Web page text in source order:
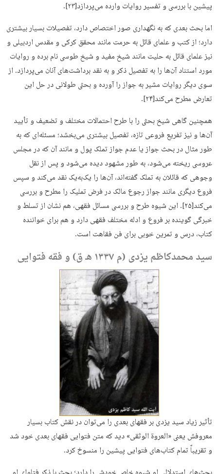
پیشین با بررسی و تفسیر روایات وارده می‌پردازد[۲۳].
اما بحث بعدی که به نگهداری صور اختصاص دارد، تفصیلات بسیار بیشتری
دارد؛ از کتب و علمای قائل به حرمت مانند محقق کرکی و مقدس اردبیلی و
نیز علمای قائل به حلیت مانند شیخ مفید و شیخ طوسی نام برده و روایات
مورد استناد آن‌ها را به تفصیل ذکر و به نقد برداشت‌های آنان می‌پردازد. از
سوی دیگر روایات مشیر به جواز را آورده و بحثی طولانی در حل این
تعارض مطرح می‌کند[۲۴].
همچنین گاهی شیخ بحثی را با طرح احتمالات مختلف و تضعیف و تأیید
آن‌ها و نیز تفریع فروعی تازه، تفصیل بیشتری می‌بخشد؛ مسئله‌ای که به
‌طور مثال در بحث جواز یا عدم جواز تملک پول و مانند آن که در مجلس
عروسی ریخته می‌شود، به طور مشهود دیده می‌شود و پس از نقل
وجوهی که قائلان به تملک گفته‌اند، آن‌ها را یک‌به‌یک نقد می‌کند و سپس
فروع دیگری مانند جواز رجوع مالک در فرض تملیک را مطرح و بررسی
می‌کند[۲۵]. این شیوه طرح و بررسی مسائل فقهی، هم نشان از تسلط و
خبرگی گوینده بر فروع و ادله مختلف فقهی دارد و هم برای خواننده
کتاب، درس و تمرین خوبی برای فن فقاهت است.
سید محمدکاظم یزدی (م ۱۳۳۷ هـ ق) و فقه فتوایی
تأثیر زیاد سید یزدی بر فقهای بعدی را می‌توان در نقش کتاب بسیار
معروفش یعنی «العروة الوثقی» دید که متن فتوایی فقهای بعدی خود شد
و تقریباً تمام کتاب‌های فتوایی پیشین را منسوخ کرد.